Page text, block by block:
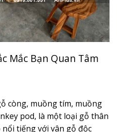
Mắc Bạn Quan Tâm
còng, muồng tím, muồng
pod, là một loại gỗ thân
nổi tiếng với vân gỗ độc